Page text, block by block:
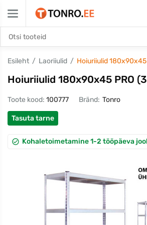
Esileht Laoriiulid Hoiuriiulid 180x90x45
Hoiuriiulid 180x90x45 PRO
Toote kood: 100777 Bränd: Tonro
Tasuta tarne
Kohaletoimetamine 1-2 tööpäeva